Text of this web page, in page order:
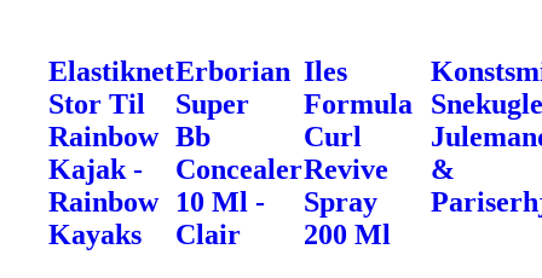
Elastiknet
Stor Til
Rainbow
Kajak -
Rainbow
Kayaks
Erborian
Super
Bb
Concealer
10 Ml -
Clair
Iles
Formula
Curl
Revive
Spray
200 Ml
&